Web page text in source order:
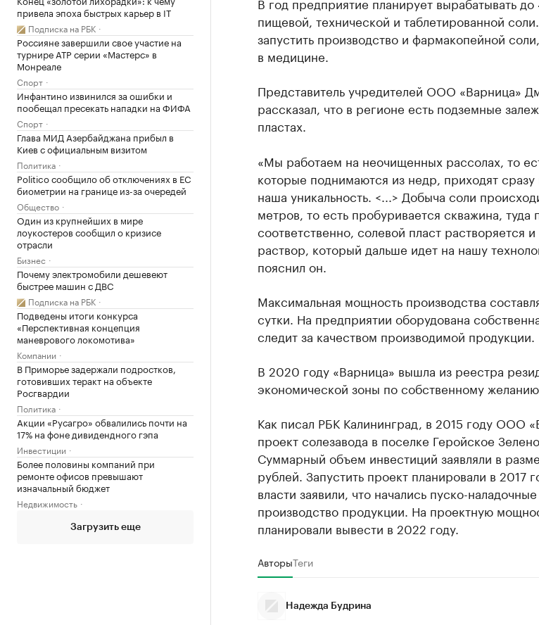
привела эпоха быстрых карьер в IT
Подписка на РБК
Россияне завершили свое участие на
турнире ATP серии «Мастерс» в
Монреале
Спорт
Инфантино извинился за ошибки и
пообещал пресекать нападки на ФИФА
Спорт
Глава МИД Азербайджана прибыл в
Киев с официальным визитом
Политика
Politico сообщило об отключениях в ЕС
биометрии на границе из-за очередей
Общество
Один из крупнейших в мире
лоукостеров сообщил о кризисе
отрасли
Бизнес
Почему электромобили дешевеют
быстрее машин с ДВС
Подписка на РБК
Подведены итоги конкурса
«Перспективная концепция
маневрового локомотива»
Компании
В Приморье задержали подростков,
готовивших теракт на объекте
Росгвардии
Политика
Акции «Русагро» обвалились почти на
17% на фоне дивидендного гэпа
Инвестиции
Более половины компаний при
ремонте офисов превышают
изначальный бюджет
Недвижимость
Загрузить еще
пищевой, технической и таблетированной
запустить производство и фармакопейной
в медицине.
Представитель учредителей ООО «Варница»
рассказал, что в регионе есть подземные
пластах.
«Мы работаем на неочищенных рассолах, то
которые поднимаются из недр, приходят
наша уникальность. <...> Добыча соли
метров, то есть пробуривается скважина, туда
соответственно, солевой пласт растворяется
раствор, который дальше идет на нашу
пояснил он.
Максимальная мощность производства
сутки. На предприятии оборудована
следит за качеством производимой продукции.
В 2020 году «Варница» вышла из реестра
экономической зоны по собственному желанию.
Как писал РБК Калининград, в 2015 году ООО
проект солезавода в поселке Геройское
Суммарный объем инвестиций заявляли в
рублей. Запустить проект планировали в 2017
власти заявили, что начались пуско-
производство продукции. На проектную
планировали вывести в 2022 году.
АвторыТеги
Надежда Будрина